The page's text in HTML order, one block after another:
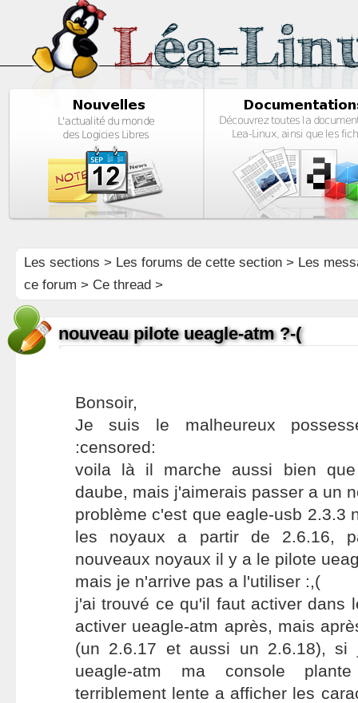
Les sections > Les forums de cette section> Les
ce forum > Ce thread >
nouveau pilote ueagle-atm ?-(
Bonsoir,
Je suis le malheureux
:censored:
voila là il marche aussi bien
daube, mais j'aimerais passer a un
problème c'est que eagle-usb 2.3.3
les noyaux a partir de 2.6.16,
nouveaux noyaux il y a le pilote
mais je n'arrive pas a l'utiliser :,(
j'ai trouvé ce qu'il faut activer dans
activer ueagle-atm après, mais
(un 2.6.17 et aussi un 2.6.18), si
ueagle-atm ma console
terriblement lente a afficher les